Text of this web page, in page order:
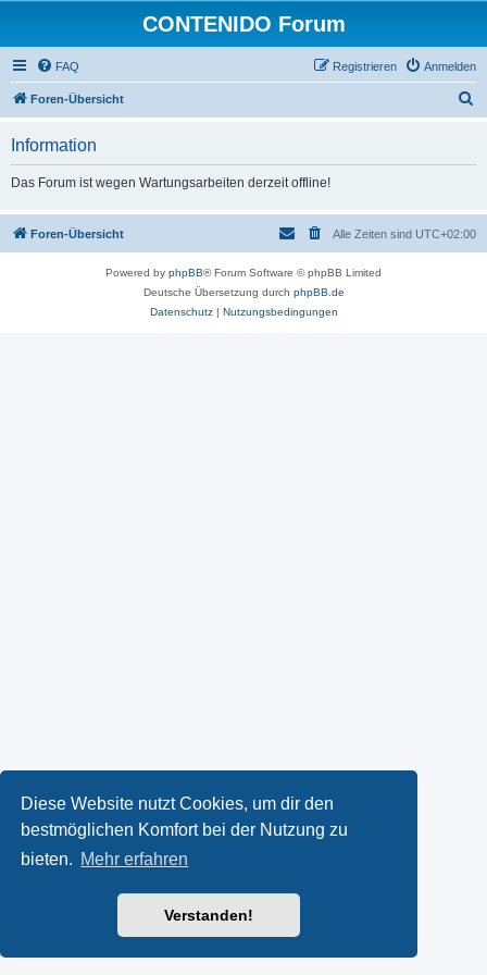
Diese Website nutzt Cookies, um dir den
bestmöglichen Komfort bei der Nutzung zu
bieten. Mehr erfahren
Verstanden!
CONTENIDO Forum
FAQ Anmelden
Registrieren
Foren-Übersicht
Information
Das Forum ist wegen Wartungsarbeiten derzeit offline!
Foren-Übersicht Alle Zeiten sind UTC+02:00
Powered by phpBB® Forum Software © phpBB Limited
Deutsche Übersetzung durch phpBB.de
Datenschutz| Nutzungsbedingungen